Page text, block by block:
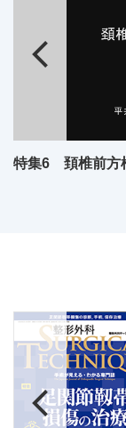
特集6 頚椎前方